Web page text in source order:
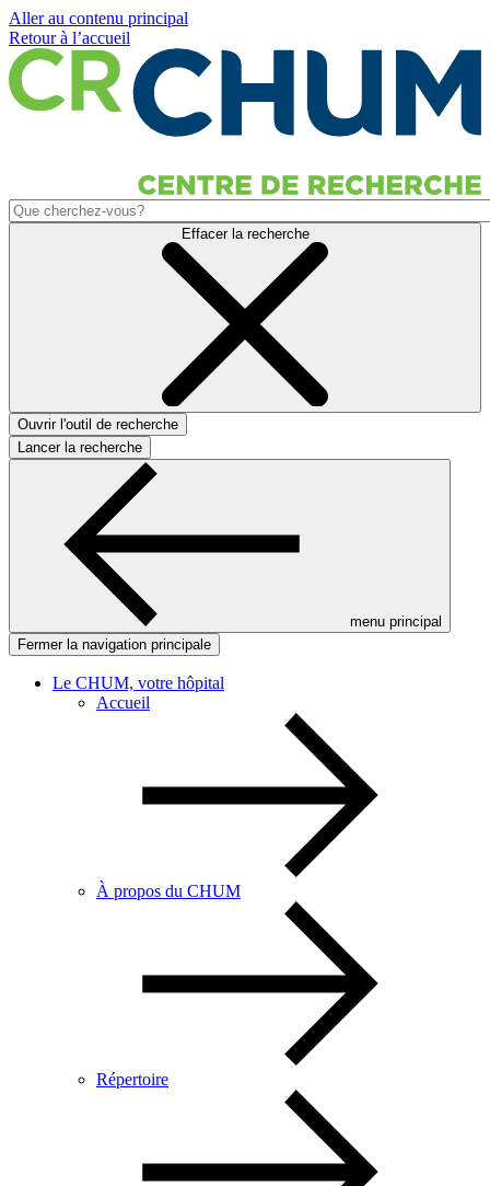
Aller au contenu principal
Retour à l’accueil
Effacer la recherche
Ouvrir l'outil de recherche
Lancer la recherche
menu principal
Fermer la navigation principale
Le CHUM, votre hôpital
Accueil
À propos du CHUM
Répertoire